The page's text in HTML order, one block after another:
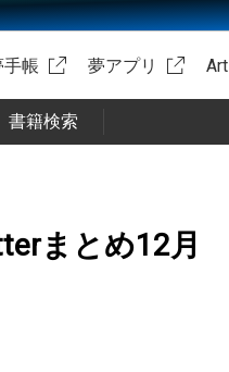
手帳 夢アプリ Art
書籍検索
まとめ12月